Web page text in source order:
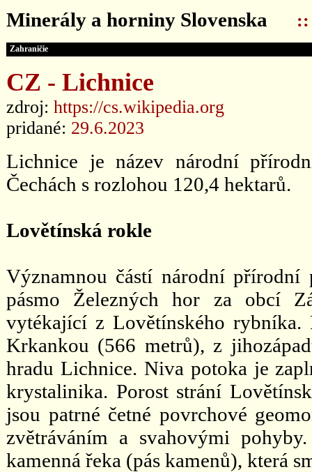
Minerály a horniny Slovenska ::
Zahraničie
CZ - Lichnice
zdroj: https://cs.wikipedia.org
pridané: 29.6.2023
Lichnice je název národní
Čechách s rozlohou 120,4 hektarů.
Lovětínská rokle
Významnou částí národní
pásmo Železných hor za obcí
vytékající z Lovětínského rybníka.
Krkankou (566 metrů), z
hradu Lichnice. Niva potoka je
krystalinika. Porost strání
jsou patrné četné povrchové
zvětráváním a svahovými
kamenná řeka (pás kamenů), která